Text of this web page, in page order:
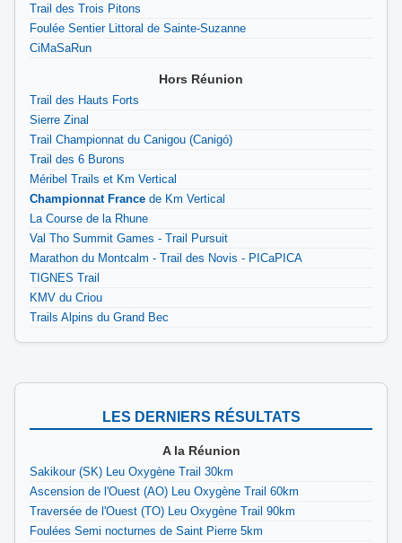
Trail des Trois Pitons
Foulée Sentier Littoral de Sainte-Suzanne
CiMaSaRun
Hors Réunion
Trail des Hauts Forts
Sierre Zinal
Trail Championnat du Canigou (Canigó)
Trail des 6 Burons
Méribel Trails et Km Vertical
Championnat France de Km Vertical
La Course de la Rhune
Val Tho Summit Games - Trail Pursuit
Marathon du Montcalm - Trail des Novis - PICaPICA
TIGNES Trail
KMV du Criou
Trails Alpins du Grand Bec
LES DERNIERS RÉSULTATS
A la Réunion
Sakikour (SK) Leu Oxygène Trail 30km
Ascension de l'Ouest (AO) Leu Oxygène Trail 60km
Traversée de l'Ouest (TO) Leu Oxygène Trail 90km
Foulées Semi nocturnes de Saint Pierre 5km